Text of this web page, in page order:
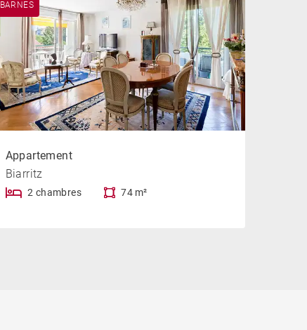
BARNES
Appartement
Biarritz
2 chambres 74 m²